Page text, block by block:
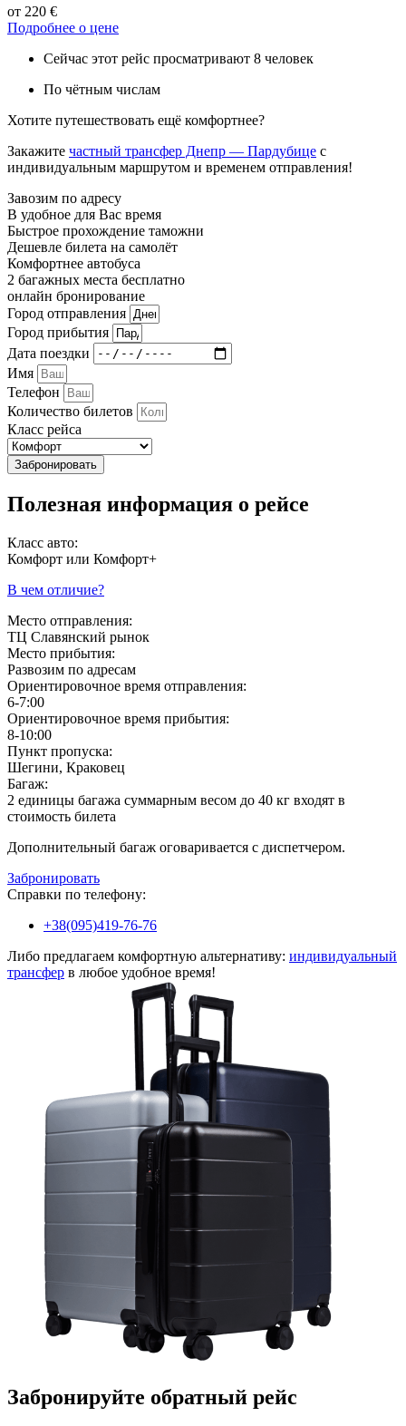
от 220 €
Подробнее о цене
Сейчас этот рейс просматривают 8 человек
По чётным числам
Хотите путешествовать ещё комфортнее?
Закажите частный трансфер Днепр — Пардубице с
индивидуальным маршрутом и временем отправления!
Завозим по адресу
В удобное для Вас время
Быстрое прохождение таможни
Дешевле билета на самолёт
Комфортнее автобуса
2 багажных места бесплатно
онлайн бронирование
Город отправления
Город прибытия
Дата поездки
Имя
Телефон
Количество билетов
Класс рейса
Забронировать
Полезная информация о рейсе
Класс авто:
Комфорт или Комфорт+
В чем отличие?
Место отправления:
ТЦ Славянский рынок
Место прибытия:
Развозим по адресам
Ориентировочное время отправления:
6-7:00
Ориентировочное время прибытия:
8-10:00
Пункт пропуска:
Шегини, Краковец
Багаж:
2 единицы багажа суммарным весом до 40 кг входят в
стоимость билета
Дополнительный багаж оговаривается с диспетчером.
Забронировать
Справки по телефону:
+38(095)419-76-76
Либо предлагаем комфортную альтернативу: индивидуальный
трансфер в любое удобное время!
Забронируйте обратный рейс